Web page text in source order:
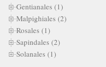
Gentianales (1)
Malpighiales (2)
Rosales (1)
Sapindales (2)
Solanales (1)